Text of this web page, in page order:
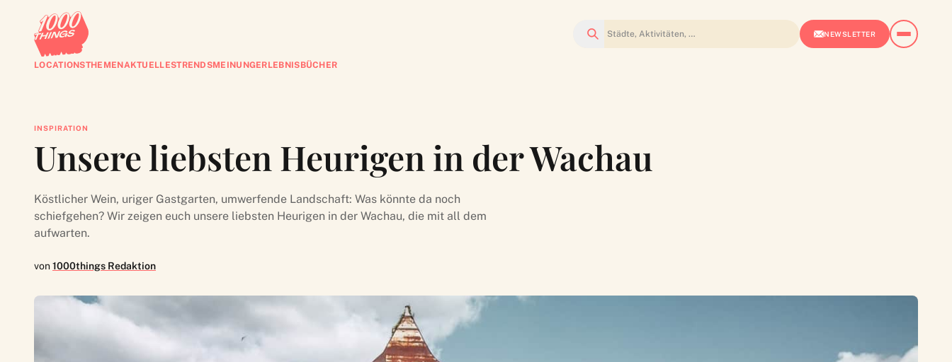
Suchen NEWSLETTER
LOCATIONSTHEMENAKTUELLESTRENDSMEINUNGERLEBNISBÜCHER
INSPIRATION
Unsere liebsten Heurigen in der Wachau
Köstlicher Wein, uriger Gastgarten, umwerfende Landschaft: Was könnte da noch
schiefgehen? Wir zeigen euch unsere liebsten Heurigen in der Wachau, die mit all dem
aufwarten.
von1000things Redaktion